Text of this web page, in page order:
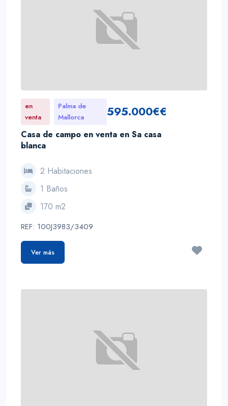
en
venta
Palma de
Mallorca
595.000€€
Casa de campo en venta en Sa casa
blanca
2 Habitaciones
1 Baños
170 m2
REF: 100J3983/3409
Ver más